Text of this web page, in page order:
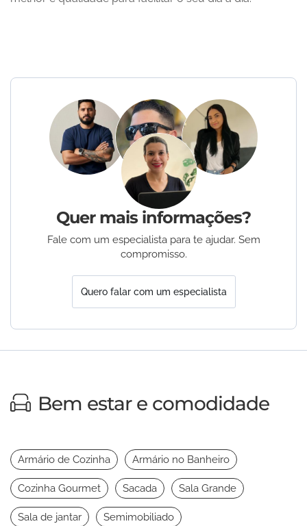
Quer mais informações?
Fale com um especialista para te ajudar. Sem
compromisso.
Quero falar com um especialista
Bem estar e comodidade
Armário de Cozinha Armário no Banheiro
Cozinha Gourmet Sacada Sala Grande
Sala de jantar Semimobiliado